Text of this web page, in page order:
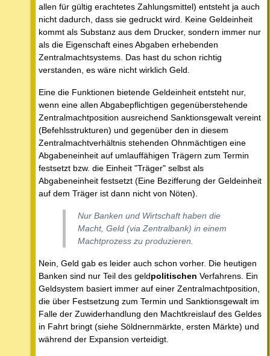
allen für gültig erachtetes Zahlungsmittel) entsteht ja auch
nicht dadurch, dass sie gedruckt wird. Keine Geldeinheit
kommt als Substanz aus dem Drucker, sondern immer nur
als die Eigenschaft eines Abgaben erhebenden
Zentralmachtsystems. Das hast du schon richtig
verstanden, es wäre nicht wirklich Geld.
Eine die Funktionen bietende Geldeinheit entsteht nur,
wenn eine allen Abgabepflichtigen gegenüberstehende
Zentralmachtposition ausreichend Sanktionsgewalt vereint
(Befehlsstrukturen) und gegenüber den in diesem
Zentralmachtverhältnis stehenden Ohnmächtigen eine
Abgabeneinheit auf umlauffähigen Trägern zum Termin
festsetzt bzw. die Einheit "Träger" selbst als
Abgabeneinheit festsetzt (Eine Bezifferung der Geldeinheit
auf dem Träger ist dann nicht von Nöten).
Nur Banken und Wirtschaft haben die
Macht, Geld (via Zentralbank) in einem
Machtprozess zu produzieren.
Nein, Geld gab es leider auch schon vorher. Die heutigen
Banken sind nur Teil des geldpolitischen Verfahrens. Ein
Geldsystem basiert immer auf einer Zentralmachtposition,
die über Festsetzung zum Termin und Sanktionsgewalt im
Falle der Zuwiderhandlung den Machtkreislauf des Geldes
in Fahrt bringt (siehe Söldnernmärkte, ersten Märkte) und
während der Expansion verteidigt.